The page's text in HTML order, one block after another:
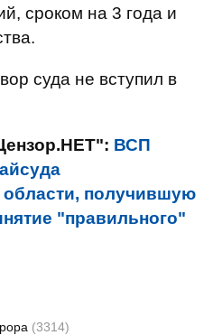
сроком на 3 года и
суда не вступил в
ВСП
получившую
"правильного"
(3314)